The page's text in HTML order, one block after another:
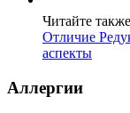
Читайте
Отличие
аспекты
Аллергии